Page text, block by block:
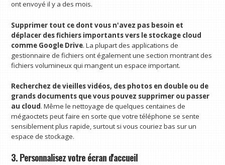
ont envoyé il y a des mois.
Supprimer tout ce dont vous n'avez pas besoin et
déplacer des fichiers importants vers le stockage cloud
comme Google Drive. La plupart des applications de
gestionnaire de fichiers ont également une section montrant des
fichiers volumineux qui mangent un espace important.
Recherchez de vieilles vidéos, des photos en double ou de
grands documents que vous pouvez supprimer ou passer
au cloud. Même le nettoyage de quelques centaines de
mégaoctets peut faire en sorte que votre téléphone se sente
sensiblement plus rapide, surtout si vous couriez bas sur un
espace de stockage.
3. Personnalisez votre écran d'accueil